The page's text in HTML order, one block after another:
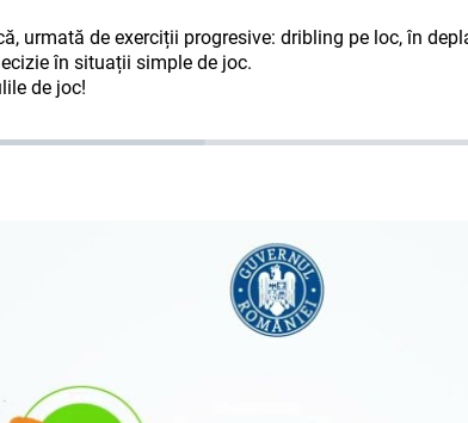
de exerciții progresive: dribling pe loc, în
în situații simple de joc.
de joc!